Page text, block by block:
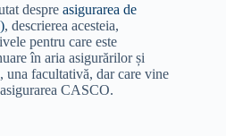
despre asigurarea de
, descrierea acesteia,
pentru care este
în aria asigurărilor și
facultativă, dar care vine
CASCO.